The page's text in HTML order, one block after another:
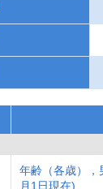
年齢（各歳），
月1日現在)